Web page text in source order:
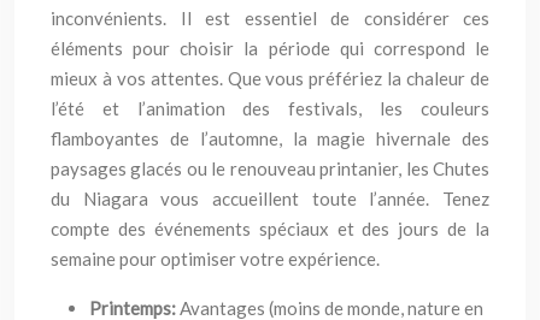
inconvénients. Il est essentiel de considérer ces
éléments pour choisir la période qui correspond le
mieux à vos attentes. Que vous préfériez la chaleur de
l’été et l’animation des festivals, les couleurs
flamboyantes de l’automne, la magie hivernale des
paysages glacés ou le renouveau printanier, les Chutes
du Niagara vous accueillent toute l’année. Tenez
compte des événements spéciaux et des jours de la
semaine pour optimiser votre expérience.
Printemps:Avantages (moins de monde, nature en